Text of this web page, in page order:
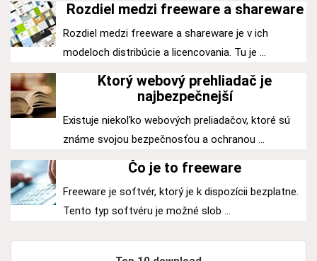
Rozdiel medzi freeware a shareware
Rozdiel medzi freeware a shareware je v ich
modeloch distribúcie a licencovania. Tu je ...
Ktorý webový prehliadač je
najbezpečnejší
Existuje niekoľko webových preliadačov, ktoré sú
známe svojou bezpečnosťou a ochranou ...
Čo je to freeware
Freeware je softvér, ktorý je k dispozícii bezplatne.
Tento typ softvéru je možné slob ...